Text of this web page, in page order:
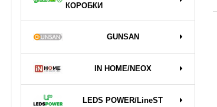
КОРОБКИ
GUNSAN
IN HOME/NEOX
LEDS POWER/LineST